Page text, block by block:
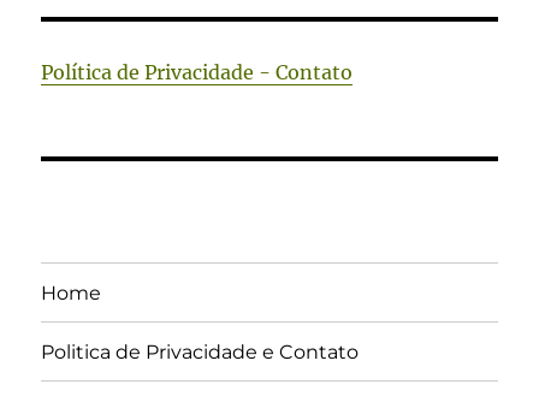
Política de Privacidade - Contato
Home
Politica de Privacidade e Contato